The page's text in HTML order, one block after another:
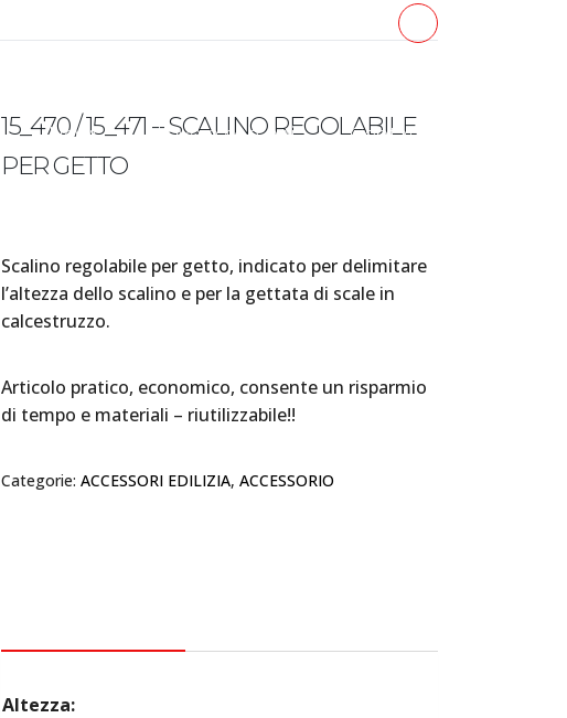
News Lavora con noi Contatti
15_470 / 15_471 – SCALINO REGOLABILE
PER GETTO
Scalino regolabile per getto, indicato per delimitare
l’altezza dello scalino e per la gettata di scale in
calcestruzzo.
Articolo pratico, economico, consente un risparmio
di tempo e materiali – riutilizzabile!!
Categorie: ACCESSORI EDILIZIA, ACCESSORIO
Altezza: